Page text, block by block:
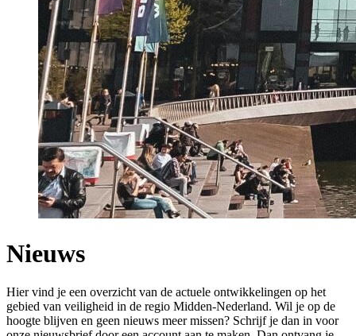
Nieuws
Hier vind je een overzicht van de actuele ontwikkelingen op het
gebied van veiligheid in de regio Midden-Nederland. Wil je op de
hoogte blijven en geen nieuws meer missen? Schrijf je dan in voor